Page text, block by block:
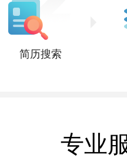
简历搜索
专业